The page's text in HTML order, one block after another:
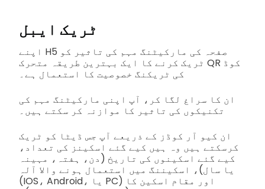
ٹریک ایبل
اپنے H5 صفحہ کی مارکیٹنگ مہم کی تاثیر کو
ٹریک کرنے کا ایک بہترین طریقہ متحرک QR کوڈ
کی ٹریکنگ خصوصیت کا استعمال ہے۔
ان کا سراغ لگا کر، آپ اپنی مارکیٹنگ مہم کی
تکنیکوں کی تاثیر کا موازنہ کر سکتے ہیں۔
ان کیو آر کوڈز کے ذریعے آپ جس ڈیٹا کو ٹریک
کرسکتے ہیں وہ ہیں کیے گئے اسکینز کی تعداد،
کیے گئے اسکینوں کی تاریخ (دن، ہفتہ، مہینہ
یا سال)، اسکیننگ میں استعمال ہونے والا آلہ
(IOS، Android، یا PC) اور مقام اسکین کا